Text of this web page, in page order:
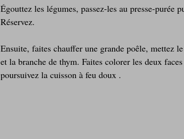
Égouttez les légumes, passez-les au presse-purée
Réservez.
Ensuite, faites chauffer une grande poêle, mettez
et la branche de thym. Faites colorer les deux
poursuivez la cuisson à feu doux .